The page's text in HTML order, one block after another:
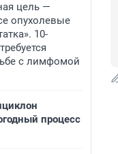
цель —
опухолевые
10-
с лимфомой
процесс